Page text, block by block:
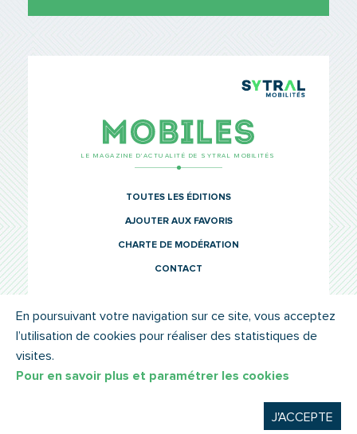
LE MAGAZINE D’ACTUALITÉ DE SYTRAL MOBILITÉS
TOUTES LES ÉDITIONS
AJOUTER AUX FAVORIS
CHARTE DE MODÉRATION
CONTACT
© SYTRAL MOBILITÉS 2022 MENTIONS LÉGALES
En poursuivant votre navigation sur ce site, vous acceptez
l’utilisation de cookies pour réaliser des statistiques de
visites.
Pour en savoir plus et paramétrer les cookies
J'ACCEPTE